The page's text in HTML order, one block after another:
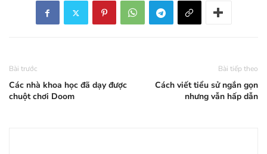
Bài trước
Các nhà khoa học đã dạy được
chuột chơi Doom
Bài tiếp theo
Cách viết tiểu sử ngắn gọn
nhưng vẫn hấp dẫn